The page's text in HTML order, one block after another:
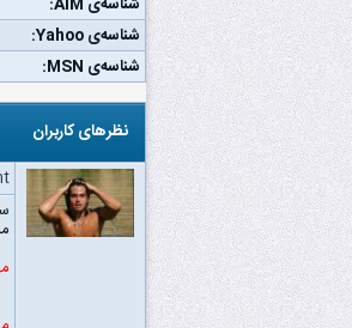
شناسه‌ی Yahoo:
شناسه‌ی MSN:
نظرهای کاربران